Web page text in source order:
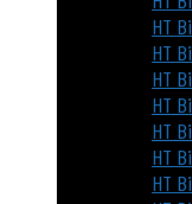
HT
HT
HT
HT
HT
HT
HT